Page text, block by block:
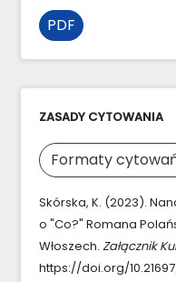
PDF
ZASADY CYTOWANIA
Formaty
Skórska, K. (2023).
o "Co?" Romana
Włoszech. Załącznik
https://doi.org/